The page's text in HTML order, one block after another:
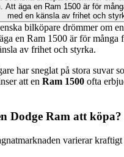
bilköpare drömmer om
en Ram 1500 är för många
av frihet och styrka.
har sneglat på stora suvar
att en Ram 1500 ofta
Dodge Ram att köpa?
varierar